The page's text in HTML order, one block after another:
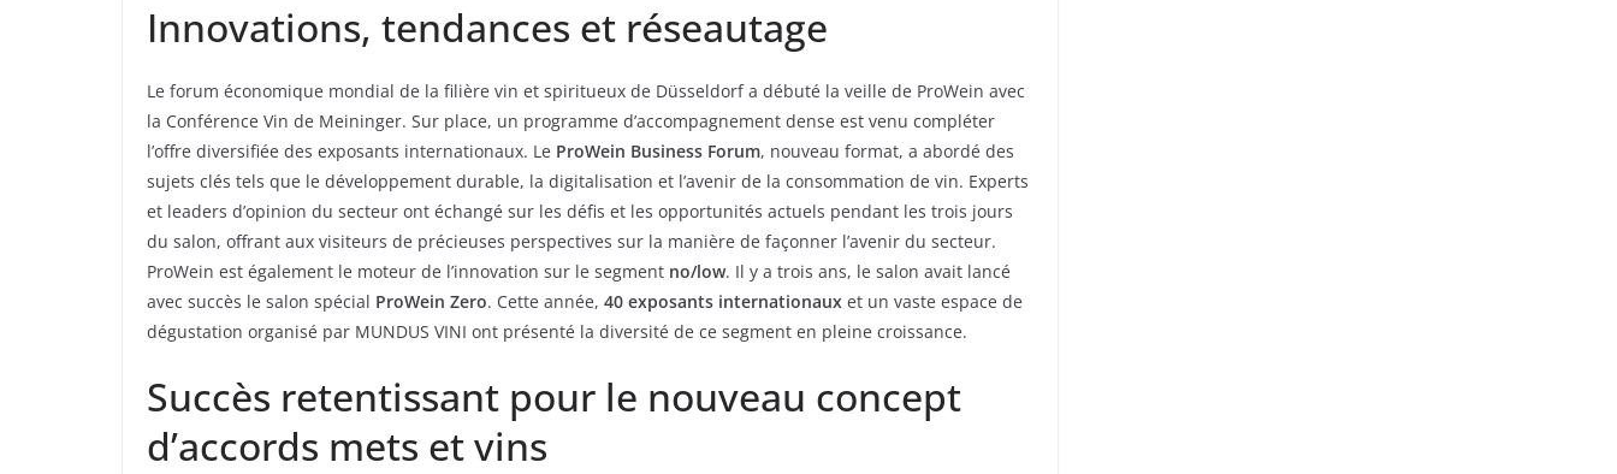
Innovations, tendances et réseautage
Le forum économique mondial de la filière vin et spiritueux de Düsseldorf a débuté la veille de ProWein avec
la Conférence Vin de Meininger. Sur place, un programme d’accompagnement dense est venu compléter
l’offre diversifiée des exposants internationaux. Le ProWein Business Forum, nouveau format, a abordé des
sujets clés tels que le développement durable, la digitalisation et l’avenir de la consommation de vin. Experts
et leaders d’opinion du secteur ont échangé sur les défis et les opportunités actuels pendant les trois jours
du salon, offrant aux visiteurs de précieuses perspectives sur la manière de façonner l’avenir du secteur.
ProWein est également le moteur de l’innovation sur le segment no/low. Il y a trois ans, le salon avait lancé
avec succès le salon spécial ProWein Zero. Cette année, 40 exposants internationaux et un vaste espace de
dégustation organisé par MUNDUS VINI ont présenté la diversité de ce segment en pleine croissance.
Succès retentissant pour le nouveau concept
d’accords mets et vins